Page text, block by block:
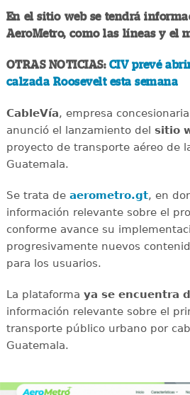
En el sitio web se tendrá
AeroMetro, como las líneas y el
OTRAS NOTICIAS: CIV prevé
calzada Roosevelt esta semana
CableVía, empresa
anunció el lanzamiento del sitio
proyecto de transporte aéreo de
Guatemala.
Se trata de aerometro.gt, en
información relevante sobre el
conforme avance su
progresivamente nuevos
para los usuarios.
La plataforma ya se encuentra
información relevante sobre el
transporte público urbano por
Guatemala.